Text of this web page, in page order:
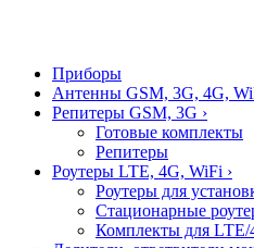
Приборы
Антенны GSM, 3G, 4G,
Репитеры GSM, 3G ›
Готовые комплекты
Репитеры
Роутеры LTE, 4G, WiFi ›
Роутеры для
Стационарные
Комплекты для LTE/